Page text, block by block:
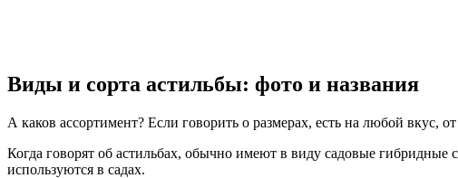
Виды и сорта астильбы: фото и названия
А каков ассортимент? Если говорить о размерах, есть на любой вкус,
Когда говорят об астильбах, обычно имеют в виду садовые
используются в садах.